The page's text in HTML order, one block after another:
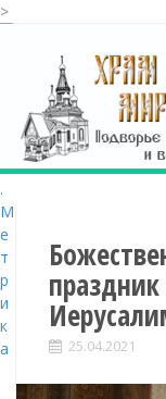
>
c
o
n
t
e
n
t
25.04.2021